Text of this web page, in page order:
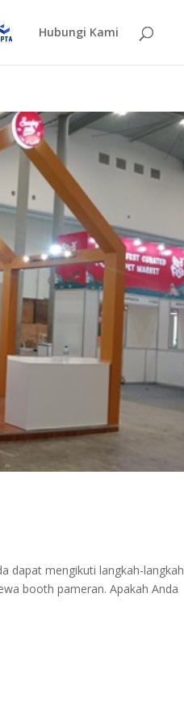
Hubungi Kami
dapat mengikuti langkah-langkah
booth pameran. Apakah Anda